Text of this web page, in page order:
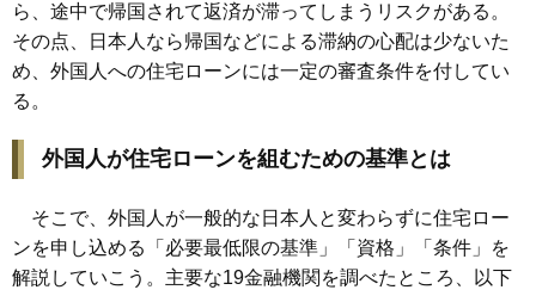
ら、途中で帰国されて返済が滞ってしまうリスクがある。
その点、日本人なら帰国などによる滞納の心配は少ないた
め、外国人への住宅ローンには一定の審査条件を付してい
る。
外国人が住宅ローンを組むための基準とは
そこで、外国人が一般的な日本人と変わらずに住宅ロー
ンを申し込める「必要最低限の基準」「資格」「条件」を
解説していこう。主要な19金融機関を調べたところ、以下